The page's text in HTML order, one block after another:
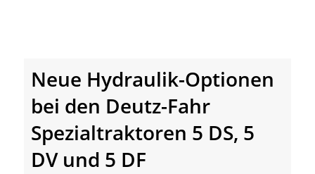
Neue Hydraulik-Optionen
bei den Deutz-Fahr
Spezialtraktoren 5 DS, 5
DV und 5 DF